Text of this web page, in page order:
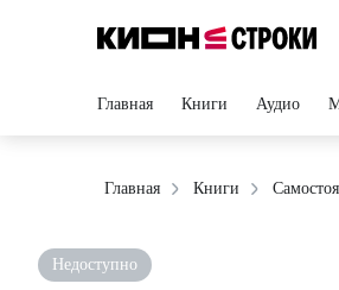
Главная Книги Аудио
Главная Книги
Недоступно